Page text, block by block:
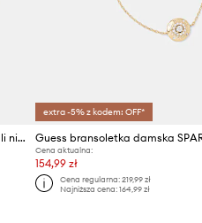
Guess bransoletka damska ze stali nierdzewnej ACE OF DIAMONDS
extra -5% z kodem: OFF*
Guess bransoletka damska
Cena aktualna:
154,99 zł
Cena regularna: 219,99 zł
Najniższa cena: 164,99 zł